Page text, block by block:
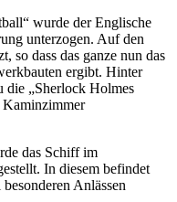
wurde der Englische
unterzogen. Auf den
so dass das ganze nun das
ergibt. Hinter
die „Sherlock Holmes
Kaminzimmer
das Schiff im
In diesem befindet
Anlässen